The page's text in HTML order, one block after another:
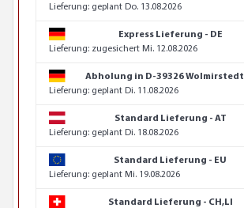
Lieferung: geplant Do. 13.08.2026
Express Lieferung - DE
Lieferung: zugesichert Mi. 12.08.2026
Abholung in D-39326 Wolmirstedt
Lieferung: geplant Di. 11.08.2026
Standard Lieferung - AT
Lieferung: geplant Di. 18.08.2026
Standard Lieferung - EU
Lieferung: geplant Mi. 19.08.2026
Standard Lieferung - CH,LI